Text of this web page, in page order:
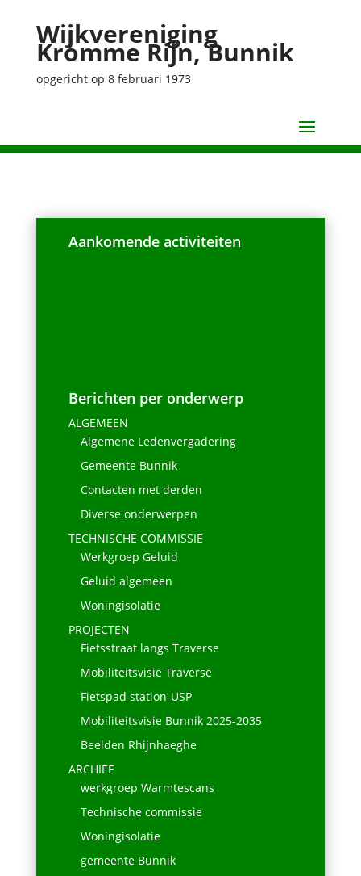
Wijkvereniging
Kromme Rijn, Bunnik
opgericht op 8 februari 1973
Aankomende activiteiten
Berichten per onderwerp
ALGEMEEN
Algemene Ledenvergadering
Gemeente Bunnik
Contacten met derden
Diverse onderwerpen
TECHNISCHE COMMISSIE
Werkgroep Geluid
Geluid algemeen
Woningisolatie
PROJECTEN
Fietsstraat langs Traverse
Mobiliteitsvisie Traverse
Fietspad station-USP
Mobiliteitsvisie Bunnik 2025-2035
Beelden Rhijnhaeghe
ARCHIEF
werkgroep Warmtescans
Technische commissie
Woningisolatie
gemeente Bunnik